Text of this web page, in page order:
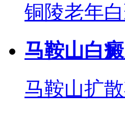
铜陵老年
马鞍山白
马鞍山扩